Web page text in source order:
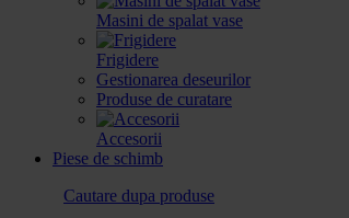
Masini de spalat vase
Frigidere
Gestionarea deseurilor
Produse de curatare
Accesorii
Piese de schimb
Cautare dupa produse